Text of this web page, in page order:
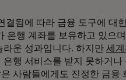
결됨에 따라 금융 도구에 대
은행 계좌를 보유하고 있으
라운 성과입니다. 하지만 세계
은행 서비스를 받지 못하거
사람들에게도 진정한 금융